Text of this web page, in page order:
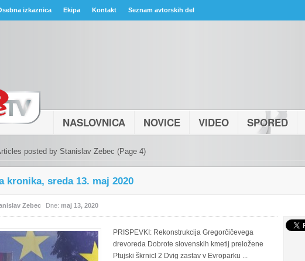
izkaznica Ekipa Kontakt Seznam avtorskih del
NASLOVNICA NOVICE VIDEO SPORED
posted by Stanislav Zebec (Page 4)
kronika, sreda 13. maj 2020
Zebec Dne: maj 13, 2020
PRISPEVKI: Rekonstrukcija Gregorčičevega
drevoreda Dobrote slovenskih kmetij preložene
Ptujski škrnicl 2 Dvig zastav v Evroparku ...